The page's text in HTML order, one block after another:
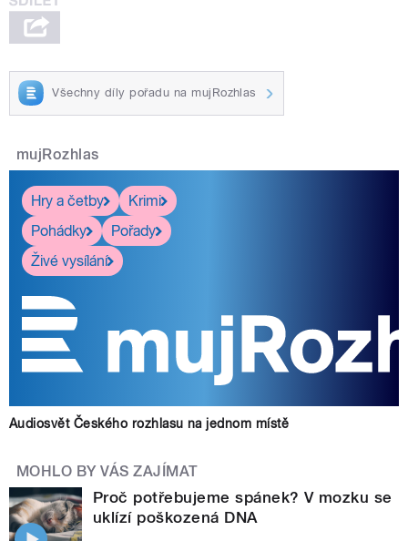
Všechny díly pořadu na mujRozhlas
mujRozhlas
Hry a četby
Krimi
Pohádky
Pořady
Živé vysílání
Audiosvět Českého rozhlasu na jednom místě
MOHLO BY VÁS ZAJÍMAT
Proč potřebujeme spánek? V mozku se
uklízí poškozená DNA